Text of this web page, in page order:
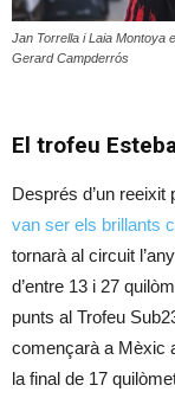
Jan Torrella i Laia Montoya
Gerard Campderrós
El trofeu
Després d’un reeixit
van ser els brillants
tornarà al circuit
d’entre 13 i 27
punts al Trofeu
començarà a Mèxic
la final de 17